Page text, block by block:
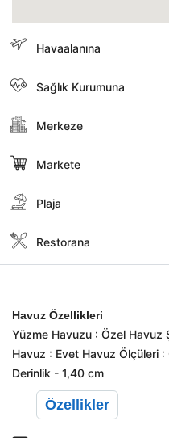
Havaalanına
Sağlık Kurumuna
Merkeze
Markete
Plaja
Restorana
Havuz Özellikleri
Yüzme Havuzu : Özel Havuz
Havuz : Evet Havuz Ölçüleri
Derinlik - 1,40 cm
Özellikler